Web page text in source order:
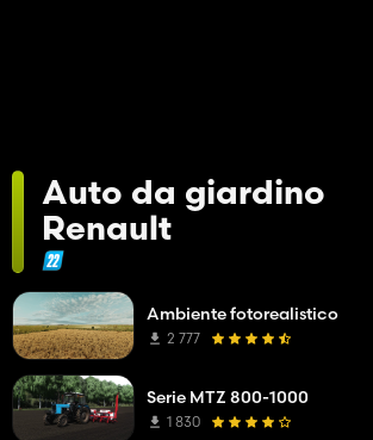
Auto da giardino
Renault
Ambiente fotorealistico
2 777
Serie MTZ 800-1000
1 830